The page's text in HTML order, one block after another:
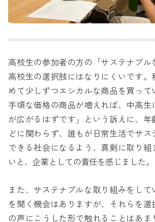
高校生の参加者の方の「サステナブル
高校生の選択肢にはなりにくいです。
めて少しずつエシカルな商品を買って
手頃な価格の商品が増えれば、中高生
が広がるはずです」という訴えに、年
どに関わらず、誰もが日常生活でサ
できる社会になるよう、真剣に取り組
いと、企業としての責任を感じました。
また、サステナブルな取り組みをし
を聞く機会はありますが、それらを
の声にこうした形で触れることはあま